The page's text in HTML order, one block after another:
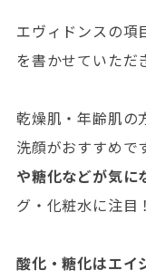
エヴィドンスの項
を書かせていただ
乾燥肌・年齢肌の
洗顔がおすすめで
や糖化などが気に
グ・化粧水に注目！
酸化・糖化はエイ